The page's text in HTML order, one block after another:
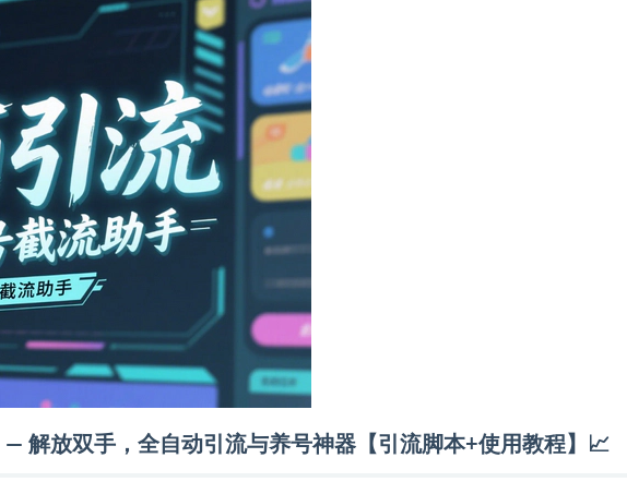
解放双手，全自动引流与养号神器【引流脚本+使用教程】📈